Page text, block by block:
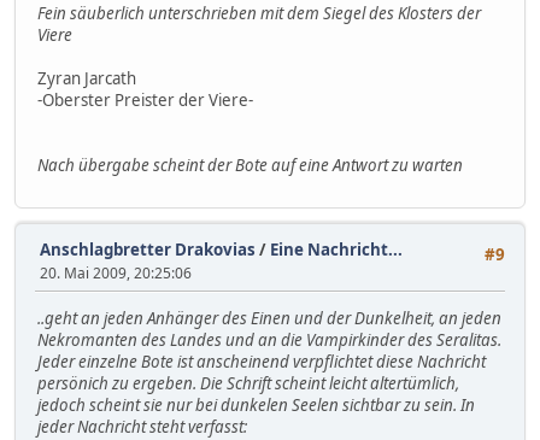
Fein säuberlich unterschrieben mit dem Siegel des Klosters der
Viere
Zyran Jarcath
-Oberster Preister der Viere-
Nach übergabe scheint der Bote auf eine Antwort zu warten
#9
Anschlagbretter Drakovias / Eine Nachricht...
20. Mai 2009, 20:25:06
..geht an jeden Anhänger des Einen und der Dunkelheit, an jeden
Nekromanten des Landes und an die Vampirkinder des Seralitas.
Jeder einzelne Bote ist anscheinend verpflichtet diese Nachricht
persönich zu ergeben. Die Schrift scheint leicht altertümlich,
jedoch scheint sie nur bei dunkelen Seelen sichtbar zu sein. In
jeder Nachricht steht verfasst: